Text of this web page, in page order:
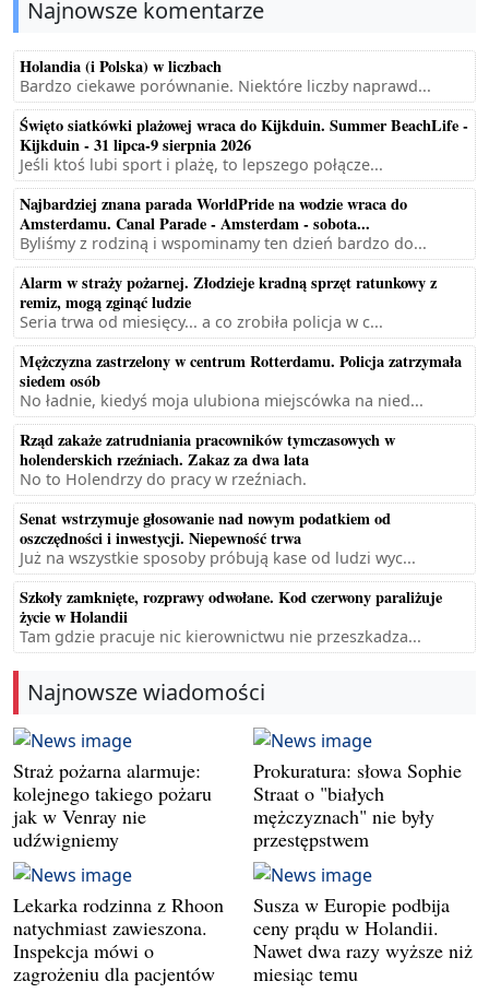
Najnowsze komentarze
Holandia (i Polska) w liczbach
Bardzo ciekawe porównanie. Niektóre liczby naprawd...
Święto siatkówki plażowej wraca do Kijkduin. Summer BeachLife -
Kijkduin - 31 lipca-9 sierpnia 2026
Jeśli ktoś lubi sport i plażę, to lepszego połącze...
Najbardziej znana parada WorldPride na wodzie wraca do
Amsterdamu. Canal Parade - Amsterdam - sobota...
Byliśmy z rodziną i wspominamy ten dzień bardzo do...
Alarm w straży pożarnej. Złodzieje kradną sprzęt ratunkowy z
remiz, mogą zginąć ludzie
Seria trwa od miesięcy... a co zrobiła policja w c...
Mężczyzna zastrzelony w centrum Rotterdamu. Policja zatrzymała
siedem osób
No ładnie, kiedyś moja ulubiona miejscówka na nied...
Rząd zakaże zatrudniania pracowników tymczasowych w
holenderskich rzeźniach. Zakaz za dwa lata
No to Holendrzy do pracy w rzeźniach.
Senat wstrzymuje głosowanie nad nowym podatkiem od
oszczędności i inwestycji. Niepewność trwa
Już na wszystkie sposoby próbują kase od ludzi wyc...
Szkoły zamknięte, rozprawy odwołane. Kod czerwony paraliżuje
życie w Holandii
Tam gdzie pracuje nic kierownictwu nie przeszkadza...
Najnowsze wiadomości
Straż pożarna alarmuje:
kolejnego takiego pożaru
jak w Venray nie
udźwigniemy
Prokuratura: słowa Sophie
Straat o "białych
mężczyznach" nie były
przestępstwem
Lekarka rodzinna z Rhoon
natychmiast zawieszona.
Inspekcja mówi o
zagrożeniu dla pacjentów
Susza w Europie podbija
ceny prądu w Holandii.
Nawet dwa razy wyższe niż
miesiąc temu